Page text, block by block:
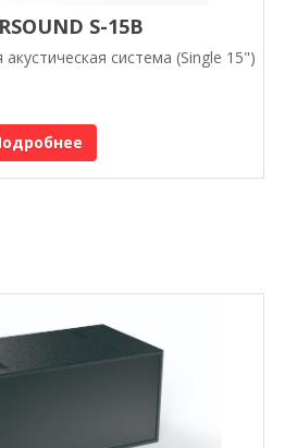
S-15B
система (Single 15")